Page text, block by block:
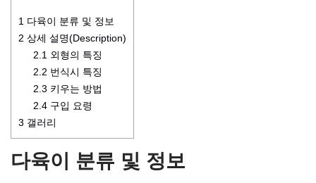
1 다육이 분류 및 정보
2 상세 설명(Description)
2.1 외형의 특징
2.2 번식시 특징
2.3 키우는 방법
2.4 구입 요령
3 갤러리
다육이 분류 및 정보